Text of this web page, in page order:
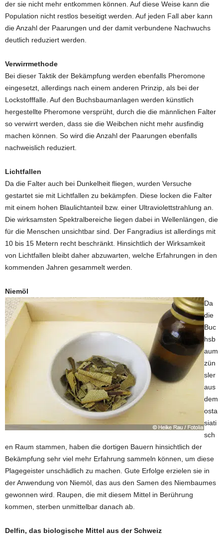
der sie nicht mehr entkommen können. Auf diese Weise kann die
Population nicht restlos beseitigt werden. Auf jeden Fall aber kann
die Anzahl der Paarungen und der damit verbundene Nachwuchs
deutlich reduziert werden.
Verwirrmethode
Bei dieser Taktik der Bekämpfung werden ebenfalls Pheromone
eingesetzt, allerdings nach einem anderen Prinzip, als bei der
Lockstofffalle. Auf den Buchsbaumanlagen werden künstlich
hergestellte Pheromone versprüht, durch die die männlichen Falter
so verwirrt werden, dass sie die Weibchen nicht mehr ausfindig
machen können. So wird die Anzahl der Paarungen ebenfalls
nachweislich reduziert.
Lichtfallen
Da die Falter auch bei Dunkelheit fliegen, wurden Versuche
gestartet sie mit Lichtfallen zu bekämpfen. Diese locken die Falter
mit einem hohen Blaulichtanteil bzw. einer Ultraviolettstrahlung an.
Die wirksamsten Spektralbereiche liegen dabei in Wellenlängen, die
für die Menschen unsichtbar sind. Der Fangradius ist allerdings mit
10 bis 15 Metern recht beschränkt. Hinsichtlich der Wirksamkeit
von Lichtfallen bleibt daher abzuwarten, welche Erfahrungen in den
kommenden Jahren gesammelt werden.
Niemöl
Da
die
Buc
hsb
aum
zün
sler
aus
dem
osta
siati
sch
en Raum stammen, haben die dortigen Bauern hinsichtlich der
Bekämpfung sehr viel mehr Erfahrung sammeln können, um diese
Plagegeister unschädlich zu machen. Gute Erfolge erzielen sie in
der Anwendung von Niemöl, das aus den Samen des Niembaumes
gewonnen wird. Raupen, die mit diesem Mittel in Berührung
kommen, sterben unmittelbar danach ab.
Delfin, das biologische Mittel aus der Schweiz